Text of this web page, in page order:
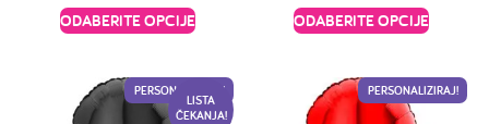
ODABERITE OPCIJE ODABERITE OPCIJE
PERSONALIZIRAJ!
LISTA
ČEKANJA!
PERSONALIZIRAJ!